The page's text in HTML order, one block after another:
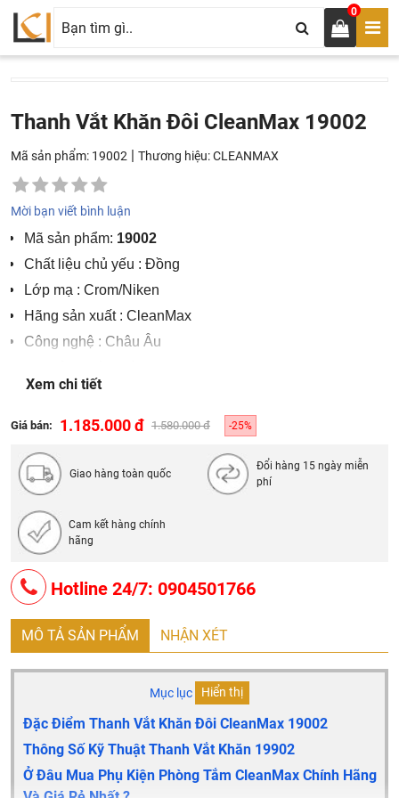
0
Thanh Vắt Khăn Đôi CleanMax 19002
Mã sản phẩm: 19002 | Thương hiệu:CLEANMAX
Mời bạn viết bình luận
Mã sản phẩm: 19002
Chất liệu chủ yếu : Đồng
Lớp mạ : Crom/Niken
Hãng sản xuất : CleanMax
Công nghệ : Châu Âu
Bảo hành 5 năm.
Xem chi tiết
Giá bán: 1.185.000 đ 1.580.000 đ -25%
Giao hàng toàn quốc
Đổi hàng 15 ngày miễn
phí
Cam kết hàng chính
hãng
Hotline 24/7: 0904501766
MÔ TẢ SẢN PHẨM NHẬN XÉT
Mục lục Hiển thị
Đặc Điểm Thanh Vắt Khăn Đôi CleanMax 19002
Thông Số Kỹ Thuật Thanh Vắt Khăn 19902
Ở Đâu Mua Phụ Kiện Phòng Tắm CleanMax Chính Hãng